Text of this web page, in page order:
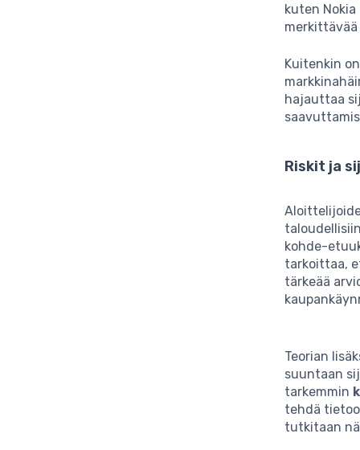
kuten
Kuitenkin
hajauttaa
Riskit ja
kohde-
tarkoittaa,
tärkeää
Teorian
suuntaan
tarkemmin
tehdä
tutkitaan